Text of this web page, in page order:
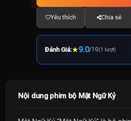
Yêu thích Chia sẻ
Đánh Giá:★9.0/10(1 lượt)
Nội dung phim bộ Mật Ngữ Kỷ